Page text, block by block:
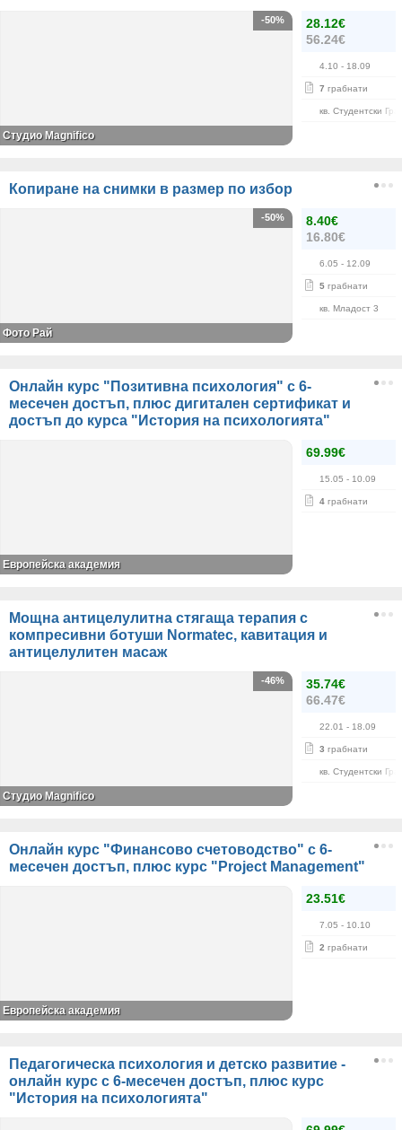
28.12€
56.24€
4.10 - 18.09
7 грабнати
кв. Студентски
-50%
Студио Magnifico
Копиране на снимки в размер по избор
8.40€
16.80€
6.05 - 12.09
5 грабнати
кв. Младост 3
-50%
Фото Рай
Онлайн курс "Позитивна психология" с 6-
месечен достъп, плюс дигитален сертификат и
достъп до курса "История на психологията"
69.99€
15.05 - 10.09
4 грабнати
Европейска академия
Мощна антицелулитна стягаща терапия с
компресивни ботуши Normatec, кавитация и
антицелулитен масаж
35.74€
66.47€
22.01 - 18.09
3 грабнати
кв. Студентски
-46%
Студио Magnifico
Онлайн курс "Финансово счетоводство" с 6-
месечен достъп, плюс курс "Project Management"
23.51€
7.05 - 10.10
2 грабнати
Европейска академия
Педагогическа психология и детско развитие -
онлайн курс с 6-месечен достъп, плюс курс
"История на психологията"